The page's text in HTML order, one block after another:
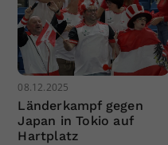
08.12.2025
Länderkampf gegen
Japan in Tokio auf
Hartplatz